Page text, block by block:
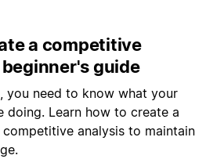
a competitive
guide
you need to know what your
doing. Learn how to create a
analysis to maintain